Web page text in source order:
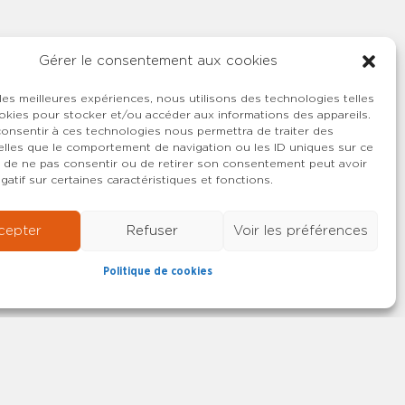
Gérer le consentement aux cookies
meilleures expériences, nous utilisons des technologies telles
pour stocker et/ou accéder aux informations des appareils.
à ces technologies nous permettra de traiter des
que le comportement de navigation ou les ID uniques sur ce
de ne pas consentir ou de retirer son consentement peut avoir
sur certaines caractéristiques et fonctions.
Refuser Voir les préférences
Politique de cookies